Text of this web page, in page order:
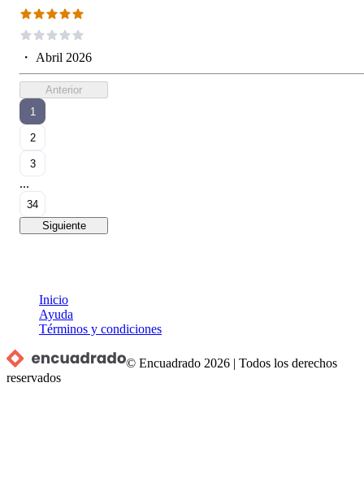
・ Abril 2026
Anterior
1
2
3
...
34
Siguiente
Inicio
Ayuda
Términos y condiciones
© Encuadrado 2026 |Todos los derechos
reservados